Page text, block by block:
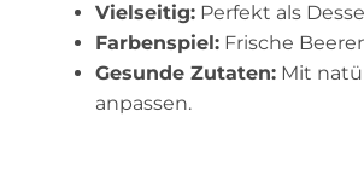
Vielseitig: Perfekt als
Farbenspiel: Frische
Gesunde Zutaten: Mit
anpassen.